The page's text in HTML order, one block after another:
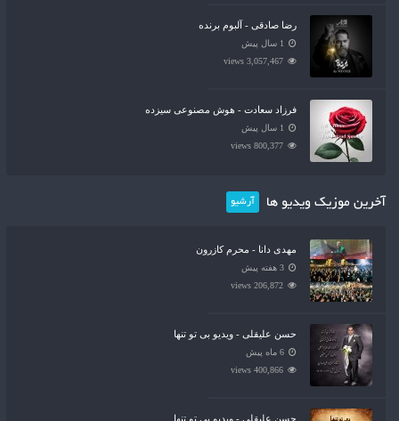
رضا صادقی - آلبوم برنده
1 سال پیش
3,057,467 views
فرزاد سعادت - هوش مصنوعی سیزده
1 سال پیش
800,377 views
آخرین موزیک ویدیو ها آرشیو
مهدی دانا - محرم کازرون
3 هفته پیش
206,872 views
حسن علیقلی - ویدیو بی تو تنها
6 ماه پیش
400,866 views
حسن علیقلی - ویدیو بی تو تنها